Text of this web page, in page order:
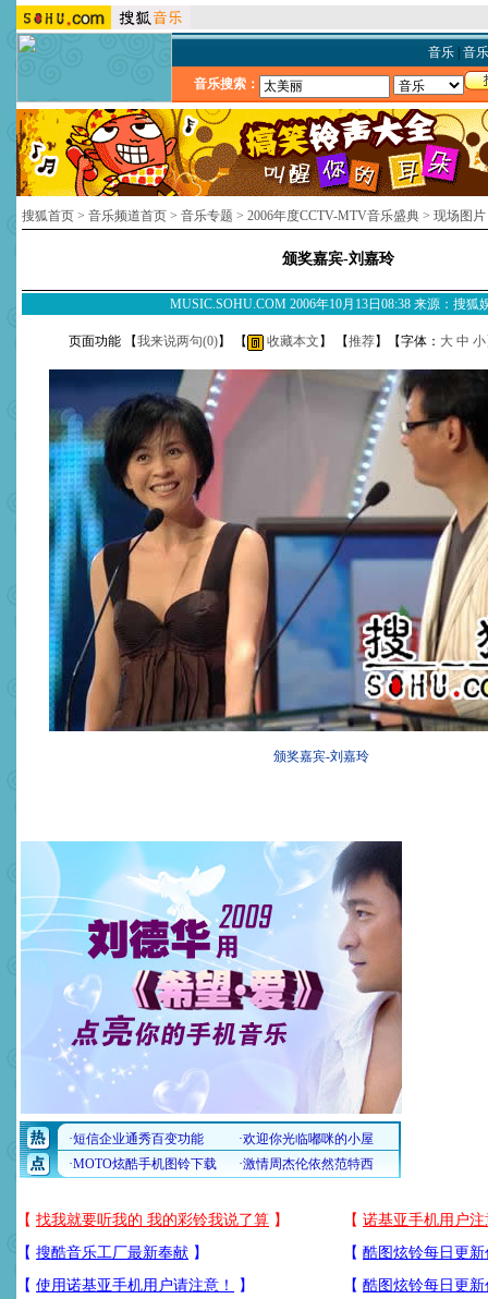
音乐| 音
音乐搜索：
搜狐首页 > 音乐频道首页 > 音乐专题 > 2006年度CCTV-MTV音乐盛典 > 现场图片
颁奖嘉宾-刘嘉玲
MUSIC.SOHU.COM 2006年10月13日08:38 来源：搜狐
页面功能 【我来说两句(0)】 【 收藏本文 】 【推荐】【字体： 大 中 小
颁奖嘉宾-刘嘉玲